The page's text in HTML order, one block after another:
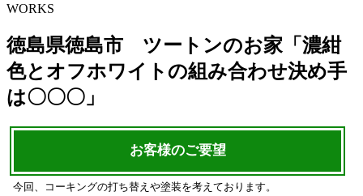
WORKS
徳島県徳島市 ツートンのお家「濃紺
色とオフホワイトの組み合わせ決め手
は〇〇〇」
お客様のご要望
今回、コーキングの打ち替えや塗装を考えております。